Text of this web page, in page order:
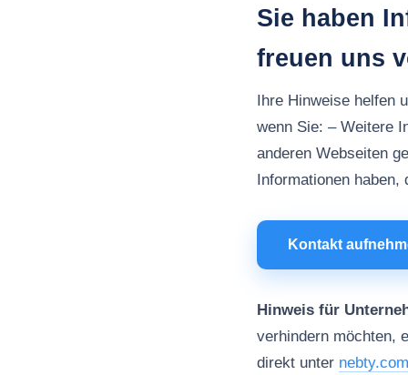
Sie haben
freuen uns
Ihre Hinweise helfen
wenn Sie: – Weitere
anderen Webseiten
Informationen
Kontakt
Hinweis für
verhindern möchten,
direkt unter nebty.com